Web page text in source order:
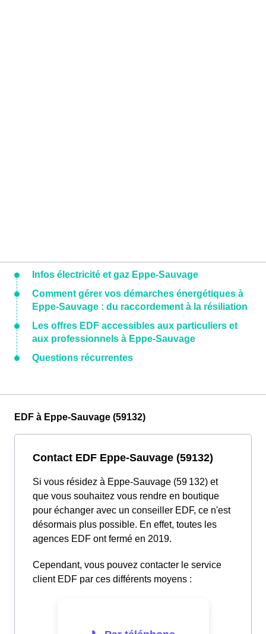
Infos électricité et gaz Eppe-Sauvage
Comment gérer vos démarches énergétiques à
Eppe-Sauvage : du raccordement à la résiliation
Les offres EDF accessibles aux particuliers et
aux professionnels à Eppe-Sauvage
Questions récurrentes
EDF à Eppe-Sauvage (59132)
Contact EDF Eppe-Sauvage (59132)
Si vous résidez à Eppe-Sauvage (59 132) et
que vous souhaitez vous rendre en boutique
pour échanger avec un conseiller EDF, ce n'est
désormais plus possible. En effet, toutes les
agences EDF ont fermé en 2019.
Cependant, vous pouvez contacter le service
client EDF par ces différents moyens :